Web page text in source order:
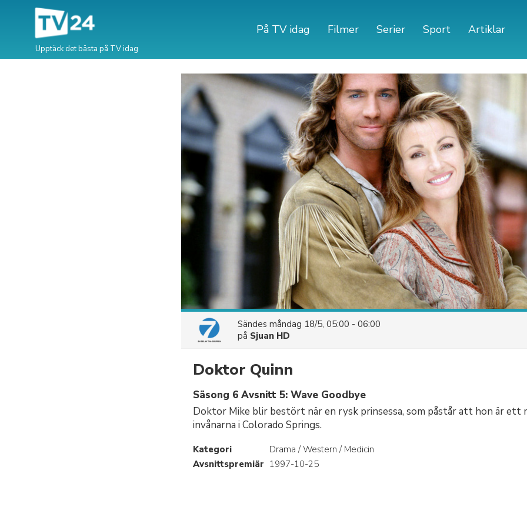
Upptäck det bästa på TV idag
På TV idag Filmer Serier Sport Artiklar
Sändes måndag 18/5, 05:00 - 06:00
på Sjuan HD
Doktor Quinn
Säsong 6 Avsnitt 5: Wave Goodbye
Doktor Mike blir bestört när en rysk prinsessa, som påstår att hon är ett
invånarna i Colorado Springs.
Kategori
Drama / Western / Medicin
Avsnittspremiär 1997-10-25